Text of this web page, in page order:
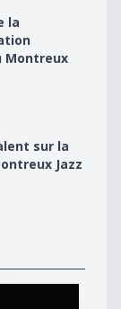
du Montreux
la
Montreux
Jazz
sur la
Jazz